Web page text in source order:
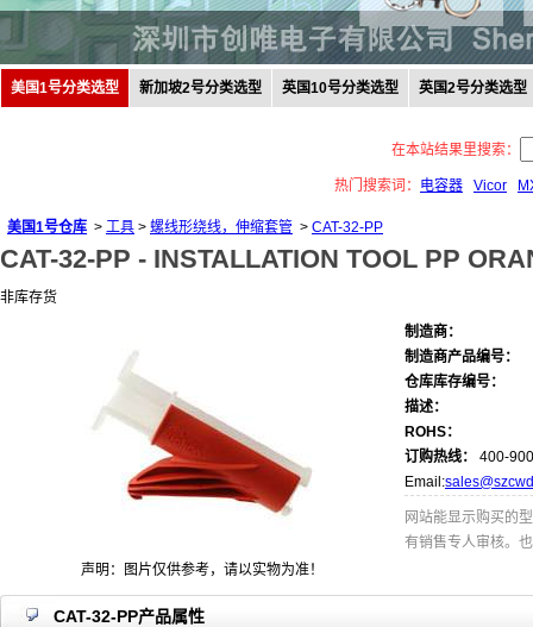
美国1号分类选型 新加坡2号分类选型 英国10号分类选型 英国2号分类选型
在本站结果里搜索：
热门搜索词： 电容器 Vicor
美国1号仓库 > 工具 > 螺线形绕线，伸缩套管 > CAT-32-PP
CAT-32-PP - INSTALLATION TOOL PP
非库存货
声明：图片仅供参考，请以实物为准！
制造商：
制造商产品编号：
仓库库存编号：
描述：
ROHS：
订购热线：
400-
Email:
网站能显示购买的
有销售专人审核。
CAT-32-PP产品属性